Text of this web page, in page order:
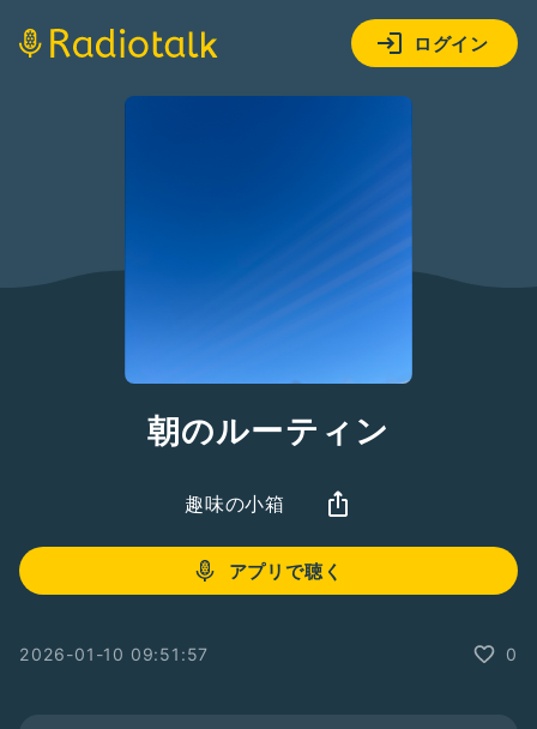
ログイン
朝のルーティン
趣味の小箱
アプリで聴く
2026-01-10 09:51:57 0